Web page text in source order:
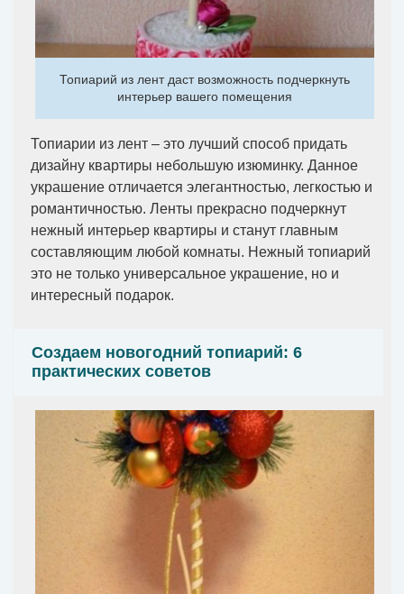
Топиарий из лент даст возможность подчеркнуть
интерьер вашего помещения
Топиарии из лент – это лучший способ придать
дизайну квартиры небольшую изюминку. Данное
украшение отличается элегантностью, легкостью и
романтичностью. Ленты прекрасно подчеркнут
нежный интерьер квартиры и станут главным
составляющим любой комнаты. Нежный топиарий
это не только универсальное украшение, но и
интересный подарок.
Создаем новогодний топиарий: 6
практических советов